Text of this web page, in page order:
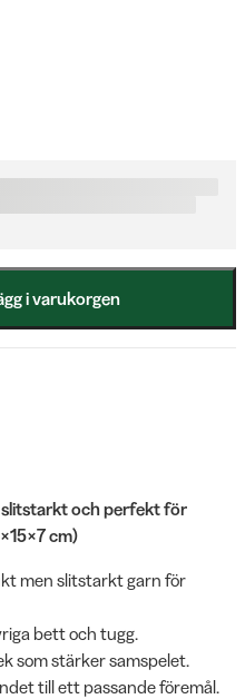
i varukorgen
slitstarkt och perfekt för
cm)
men slitstarkt garn för
bett och tugg.
som stärker samspelet.
till ett passande föremål.